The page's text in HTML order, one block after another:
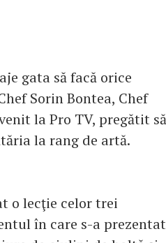
gata să facă orice
Sorin Bontea, Chef
la Pro TV, pregătit să
la rang de artă.
o lecţie celor trei
în care s-a prezentat